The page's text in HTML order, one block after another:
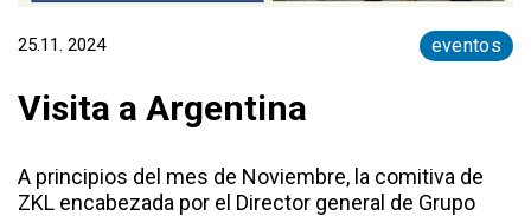
25.11. 2024 eventos
Visita a Argentina
A principios del mes de Noviembre, la comitiva de
ZKL encabezada por el Director general de Grupo